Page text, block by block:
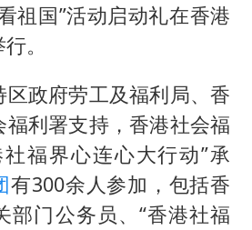
中国“五箭齐发”反制美国
感觉全东北都在等7号
多地要求领导干部带头休假
奋进开新局 实干挑大梁
祖国”活动启动礼在香港
。
政府劳工及福利局、香
利署支持，香港社会福
福界心连心大行动”承
有300余人参加，包括香
部门公务员、“香港社福